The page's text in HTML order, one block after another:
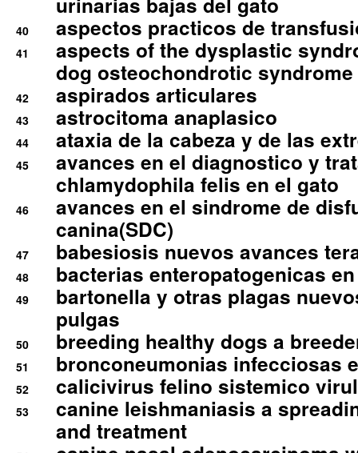
40 aspectos practicos de
41
aspects of the dysplastic
dog osteochondrotic syndrome
42 aspirados articulares
43 astrocitoma anaplasico
44 ataxia de la cabeza y de las
45
avances en el diagnostico y
chlamydophila felis en el gato
46
avances en el sindrome de
canina(SDC)
47 babesiosis nuevos avances
48 bacterias enteropatogenicas
49
bartonella y otras plagas
pulgas
50 breeding healthy dogs a
51 bronconeumonias infecciosas
52 calicivirus felino sistemico
53
canine leishmaniasis a
and treatment